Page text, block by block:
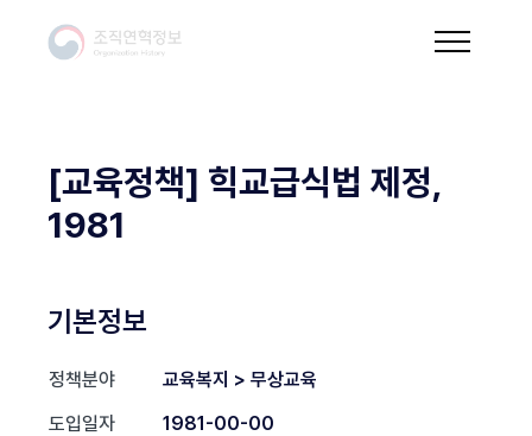
[교육정책] 힉교급식법 제정,
1981
기본정보
정책분야
교육복지 > 무상교육
도입일자
1981-00-00